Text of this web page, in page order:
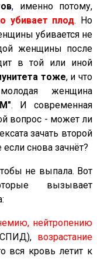
, именно потому,
убивает плод. Но
убивается не
женщины после
в той или иной
тоже, и что
женщина
. И современная
вопрос - может ли
зачать второй
снова зачнёт?
не выпала. Вот
вызывает
нейтропению
возрастание
вся кровь летит к